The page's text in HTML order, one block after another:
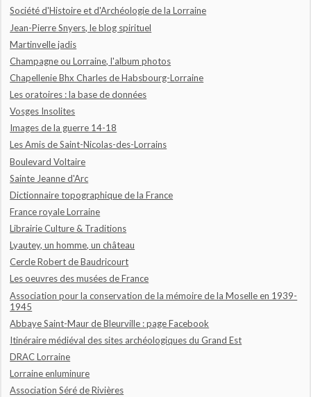
Société d'Histoire et d'Archéologie de la Lorraine
Jean-Pierre Snyers, le blog spirituel
Martinvelle jadis
Champagne ou Lorraine, l'album photos
Chapellenie Bhx Charles de Habsbourg-Lorraine
Les oratoires : la base de données
Vosges Insolites
Images de la guerre 14-18
Les Amis de Saint-Nicolas-des-Lorrains
Boulevard Voltaire
Sainte Jeanne d'Arc
Dictionnaire topographique de la France
France royale Lorraine
Librairie Culture & Traditions
Lyautey, un homme, un château
Cercle Robert de Baudricourt
Les oeuvres des musées de France
Association pour la conservation de la mémoire de la Moselle en 1939-
1945
Abbaye Saint-Maur de Bleurville : page Facebook
Itinéraire médiéval des sites archéologiques du Grand Est
DRAC Lorraine
Lorraine enluminure
Association Séré de Rivières